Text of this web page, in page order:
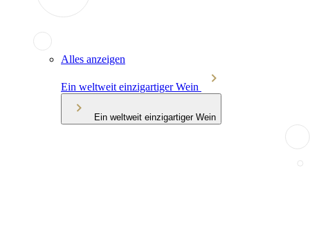
Alles anzeigen
Ein weltweit einzigartiger Wein
Ein weltweit einzigartiger Wein